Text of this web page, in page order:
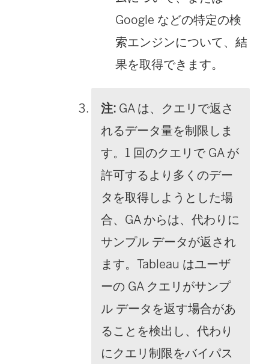
Google などの特定の検
索エンジンについて、結
果を取得できます。
注: GA は、クエリで返さ
れるデータ量を制限しま
す。1 回のクエリで GA が
許可するより多くのデー
タを取得しようとした場
合、GA からは、代わりに
サンプル データが返され
ます。Tableau はユーザ
ーの GA クエリがサンプ
ル データを返す場合があ
ることを検出し、代わり
にクエリ制限をバイパス